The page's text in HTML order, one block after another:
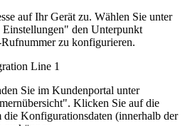
auf Ihr Gerät zu. Wählen Sie unter
den Unterpunkt
zu konfigurieren.
Sie im Kundenportal unter
Klicken Sie auf die
die Konfigurationsdaten (innerhalb der